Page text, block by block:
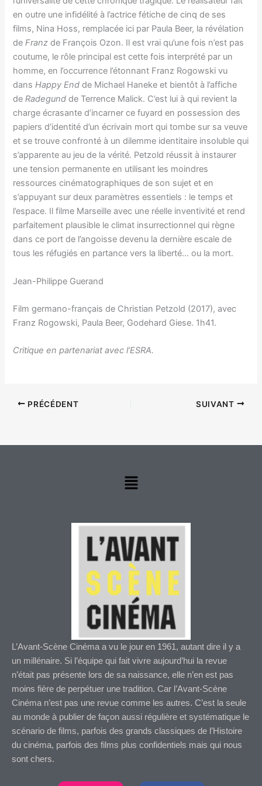
en outre une infidélité à l’actrice fétiche de cinq de ses
films, Nina Hoss, remplacée ici par Paula Beer, la révélation
deFranz de François Ozon. Il est vrai qu’une fois n’est pas
coutume, le rôle principal est cette fois interprété par un
homme, en l’occurrence l’étonnant Franz Rogowski vu
dansHappy End de Michael Haneke et bientôt à l’affiche
deRadegund de Terrence Malick. C’est lui à qui revient la
charge écrasante d’incarner ce fuyard en possession des
papiers d’identité d’un écrivain mort qui tombe sur sa veuve
et se trouve confronté à un dilemme identitaire insoluble qui
s’apparente au jeu de la vérité. Petzold réussit à instaurer
une tension permanente en utilisant les moindres
ressources cinématographiques de son sujet et en
s’appuyant sur deux paramètres essentiels : le temps et
l’espace. Il filme Marseille avec une réelle inventivité et rend
parfaitement plausible le climat insurrectionnel qui règne
dans ce port de l’angoisse devenu la dernière escale de
tous les réfugiés en partance vers la liberté… ou la mort.
Jean-Philippe Guerand
Film germano-français de Christian Petzold (2017), avec
Franz Rogowski, Paula Beer, Godehard Giese. 1h41.
Critique en partenariat avec l’ESRA.
PRÉCÉDENT SUIVANT
Menu
L’Avant-Scène Cinéma a vu le jour en 1961, autant dire il y a
un millénaire. Si l’équipe qui fait vivre aujourd’hui la revue
n’était pas présente lors de sa naissance, elle n’en est pas
moins fière de perpétuer une tradition. Car l’Avant-Scène
Cinéma n’est pas une revue comme les autres. C’est la seule
au monde à publier de façon aussi régulière et systématique le
scénario de films, parfois des grands classiques de l’Histoire
du cinéma, parfois des films plus confidentiels mais qui nous
sont chers.